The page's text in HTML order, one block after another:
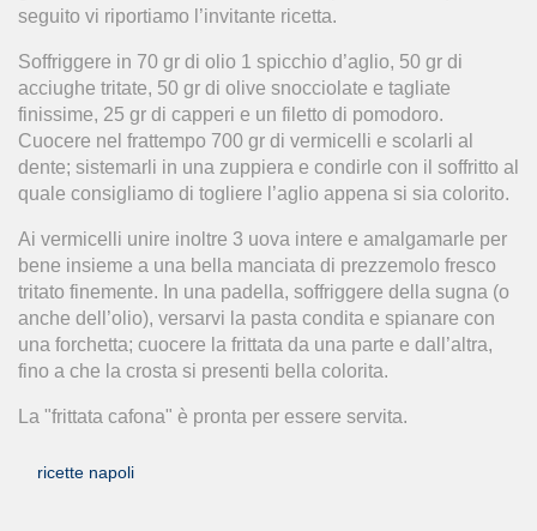
seguito vi riportiamo l’invitante ricetta.
Soffriggere in 70 gr di olio 1 spicchio d’aglio, 50 gr di
acciughe tritate, 50 gr di olive snocciolate e tagliate
finissime, 25 gr di capperi e un filetto di pomodoro.
Cuocere nel frattempo 700 gr di vermicelli e scolarli al
dente; sistemarli in una zuppiera e condirle con il soffritto al
quale consigliamo di togliere l’aglio appena si sia colorito.
Ai vermicelli unire inoltre 3 uova intere e amalgamarle per
bene insieme a una bella manciata di prezzemolo fresco
tritato finemente. In una padella, soffriggere della sugna (o
anche dell’olio), versarvi la pasta condita e spianare con
una forchetta; cuocere la frittata da una parte e dall’altra,
fino a che la crosta si presenti bella colorita.
La "frittata cafona" è pronta per essere servita.
ricette napoli